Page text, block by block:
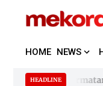
HOME NEWS
HEADLINE
Gelar Kehormatan
PA GMNI
dan